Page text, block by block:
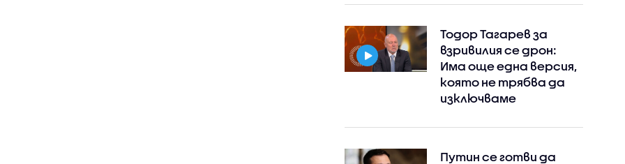
Тодор Тагарев за
взривилия се дрон:
Има още една версия,
която не трябва да
изключваме
Путин се готви да